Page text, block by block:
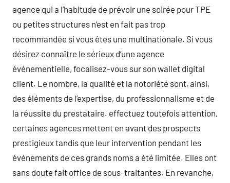
agence qui a l’habitude de prévoir une soirée pour TPE
ou petites structures n’est en fait pas trop
recommandée si vous êtes une multinationale. Si vous
désirez connaître le sérieux d’une agence
événementielle, focalisez-vous sur son wallet digital
client. Le nombre, la qualité et la notoriété sont, ainsi,
des éléments de l’expertise, du professionnalisme et de
la réussite du prestataire. effectuez toutefois attention,
certaines agences mettent en avant des prospects
prestigieux tandis que leur intervention pendant les
événements de ces grands noms a été limitée. Elles ont
sans doute fait office de sous-traitantes. En revanche,